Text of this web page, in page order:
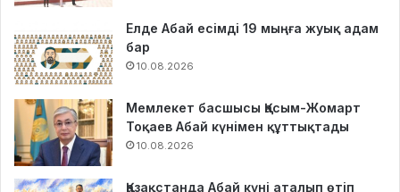
Елде Абай есімді 19 мыңға жуық адам
бар
10.08.2026
Мемлекет басшысы Қасым-Жомарт
Тоқаев Абай күнімен құттықтады
10.08.2026
Қазақстанда Абай күні аталып өтіп